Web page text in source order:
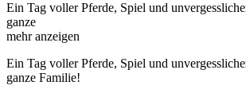
Ein Tag voller Pferde, Spiel und
ganze
mehr anzeigen
Ein Tag voller Pferde, Spiel und
ganze Familie!